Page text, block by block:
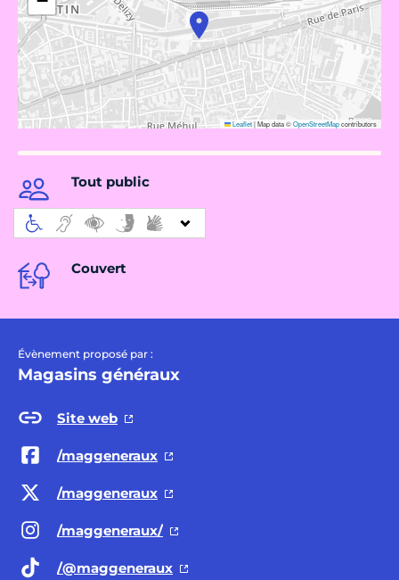
Leaflet|Map data ©OpenStreetMapcontributors
Tout public
Couvert
Évènement proposé par :
Magasins généraux
Site web
/maggeneraux
/maggeneraux
/maggeneraux/
/@maggeneraux